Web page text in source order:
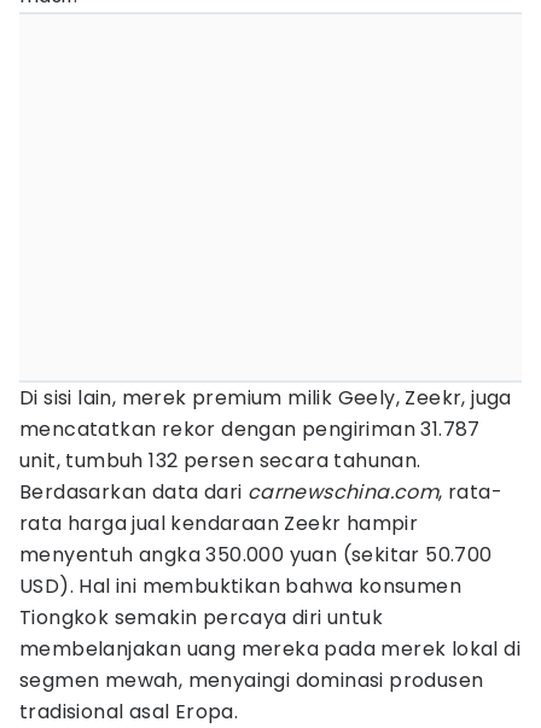
Di sisi lain, merek premium milik Geely, Zeekr, juga
mencatatkan rekor dengan pengiriman 31.787
unit, tumbuh 132 persen secara tahunan.
Berdasarkan data dari carnewschina.com, rata-
rata harga jual kendaraan Zeekr hampir
menyentuh angka 350.000 yuan (sekitar 50.700
USD). Hal ini membuktikan bahwa konsumen
Tiongkok semakin percaya diri untuk
membelanjakan uang mereka pada merek lokal di
segmen mewah, menyaingi dominasi produsen
tradisional asal Eropa.